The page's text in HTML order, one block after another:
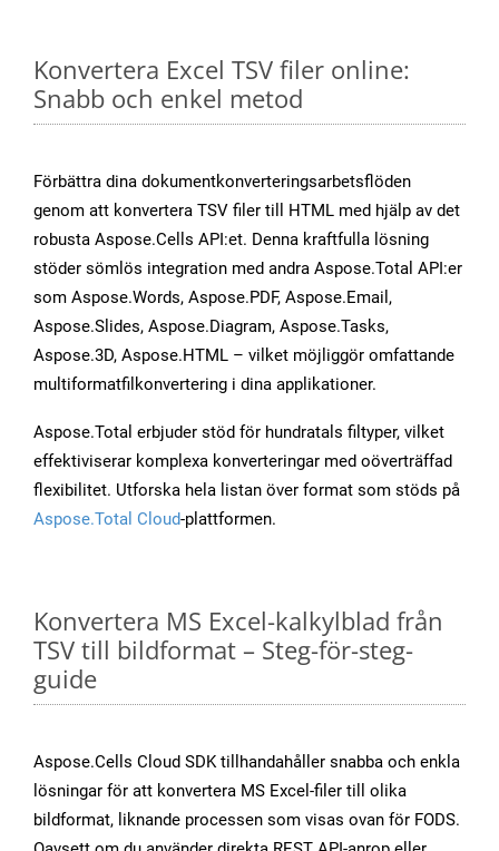
Konvertera Excel TSV filer online:
Snabb och enkel metod
Förbättra dina dokumentkonverteringsarbetsflöden
genom att konvertera TSV filer till HTML med hjälp av det
robusta Aspose.Cells API:et. Denna kraftfulla lösning
stöder sömlös integration med andra Aspose.Total API:er
som Aspose.Words, Aspose.PDF, Aspose.Email,
Aspose.Slides, Aspose.Diagram, Aspose.Tasks,
Aspose.3D, Aspose.HTML – vilket möjliggör omfattande
multiformatfilkonvertering i dina applikationer.
Aspose.Total erbjuder stöd för hundratals filtyper, vilket
effektiviserar komplexa konverteringar med oöverträffad
flexibilitet. Utforska hela listan över format som stöds på
Aspose.Total Cloud-plattformen.
Konvertera MS Excel-kalkylblad från
TSV till bildformat – Steg-för-steg-
guide
Aspose.Cells Cloud SDK tillhandahåller snabba och enkla
lösningar för att konvertera MS Excel-filer till olika
bildformat, liknande processen som visas ovan för FODS.